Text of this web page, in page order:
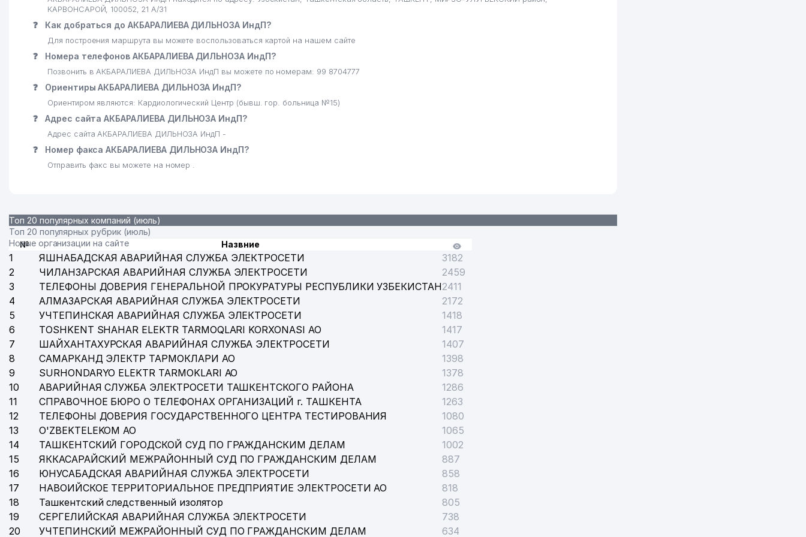
КАРВОНСАРОЙ, 100052, 21 А/31
❓ Как добраться до АКБАРАЛИЕВА ДИЛЬНОЗА ИндП?
Для построения маршрута вы можете воспользоваться картой на нашем сайте
❓ Номера телефонов АКБАРАЛИЕВА ДИЛЬНОЗА ИндП?
Позвонить в АКБАРАЛИЕВА ДИЛЬНОЗА ИндП вы можете по номерам: 99 8704777
❓ Ориентиры АКБАРАЛИЕВА ДИЛЬНОЗА ИндП?
Ориентиром являются: Кардиологический Центр (бывш. гор. больница №15)
❓ Адрес сайта АКБАРАЛИЕВА ДИЛЬНОЗА ИндП?
Адрес сайта АКБАРАЛИЕВА ДИЛЬНОЗА ИндП -
❓ Номер факса АКБАРАЛИЕВА ДИЛЬНОЗА ИндП?
Отправить факс вы можете на номер .
Топ 20 популярных компаний (июль)
Топ 20 популярных рубрик (июль)
Новые организации на сайте
№ Назвние
1 ЯШНАБАДСКАЯ АВАРИЙНАЯ СЛУЖБА ЭЛЕКТРОСЕТИ
3182
2
ЧИЛАНЗАРСКАЯ АВАРИЙНАЯ СЛУЖБА ЭЛЕКТРОСЕТИ
2459
3
ТЕЛЕФОНЫ ДОВЕРИЯ ГЕНЕРАЛЬНОЙ ПРОКУРАТУРЫ РЕСПУБЛИКИ УЗБЕКИСТАН2411
4
АЛМАЗАРСКАЯ АВАРИЙНАЯ СЛУЖБА ЭЛЕКТРОСЕТИ
2172
5
УЧТЕПИНСКАЯ АВАРИЙНАЯ СЛУЖБА ЭЛЕКТРОСЕТИ
1418
6
TOSHKENT SHAHAR ELEKTR TARMOQLARI KORXONASI АО
1417
7
ШАЙХАНТАХУРСКАЯ АВАРИЙНАЯ СЛУЖБА ЭЛЕКТРОСЕТИ
1407
8
САМАРКАНД ЭЛЕКТР ТАРМОКЛАРИ АО
1398
9
SURHONDARYO ELEKTR TARMOKLARI АО
1378
10
АВАРИЙНАЯ СЛУЖБА ЭЛЕКТРОСЕТИ ТАШКЕНТСКОГО РАЙОНА
1286
11
СПРАВОЧНОЕ БЮРО О ТЕЛЕФОНАХ ОРГАНИЗАЦИЙ г. ТАШКЕНТА
1263
12
ТЕЛЕФОНЫ ДОВЕРИЯ ГОСУДАРСТВЕННОГО ЦЕНТРА ТЕСТИРОВАНИЯ
1080
13
O'ZBEKTELEKOM АО
1065
14
ТАШКЕНТСКИЙ ГОРОДСКОЙ СУД ПО ГРАЖДАНСКИМ ДЕЛАМ
1002
15
ЯККАСАРАЙСКИЙ МЕЖРАЙОННЫЙ СУД ПО ГРАЖДАНСКИМ ДЕЛАМ
887
16
ЮНУСАБАДСКАЯ АВАРИЙНАЯ СЛУЖБА ЭЛЕКТРОСЕТИ
858
17
НАВОИЙСКОЕ ТЕРРИТОРИАЛЬНОЕ ПРЕДПРИЯТИЕ ЭЛЕКТРОСЕТИ АО
818
18
Ташкентский следственный изолятор
805
19
СЕРГЕЛИЙСКАЯ АВАРИЙНАЯ СЛУЖБА ЭЛЕКТРОСЕТИ
738
20
УЧТЕПИНСКИЙ МЕЖРАЙОННЫЙ СУД ПО ГРАЖДАНСКИМ ДЕЛАМ 634